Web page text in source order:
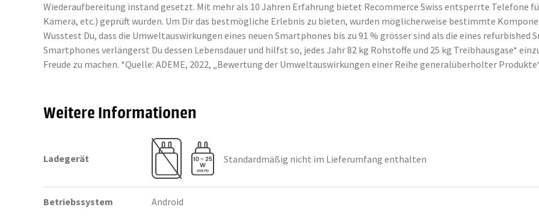
Wiederaufbereitung instand gesetzt. Mit mehr als 10 Jahren Erfahrung bietet Recommerce Swiss entsperrte Telefone
Kamera, etc.) geprüft wurden. Um Dir das bestmögliche Erlebnis zu bieten, wurden möglicherweise bestimmte
Wusstest Du, dass die Umweltauswirkungen eines neuen Smartphones bis zu 91 % grösser sind als die eines
Smartphones verlängerst Du dessen Lebensdauer und hilfst so, jedes Jahr 82 kg Rohstoffe und 25 kg Treibhausgase*
Freude zu machen. *Quelle: ADEME, 2022, „Bewertung der Umweltauswirkungen einer Reihe generalüberholter
Weitere Informationen
Ladegerät Standardmäßig nicht im Lieferumfang enthalten
Betriebssystem Android